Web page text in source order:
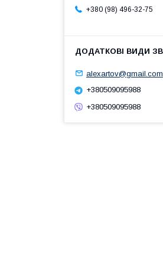
+380 (98) 496-32-75
alexartov@gmail.com
+380509095988
+380509095988